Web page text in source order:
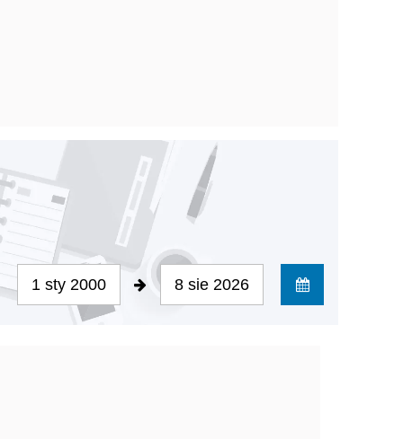
1 sty 2000 8 sie 2026